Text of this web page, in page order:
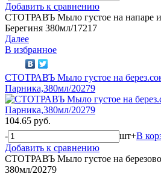
Добавить к сравнению
СТОТРАВЪ Мыло густое на напаре
Берегиня 380мл/17217
Далее
В избранное
СТОТРАВЪ Мыло густое на
Парника,380мл/20279
104.65 руб.
-
шт+В
Добавить к сравнению
СТОТРАВЪ Мыло густое на
380мл/20279